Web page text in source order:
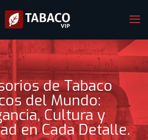
de Tabaco
del Mundo:
Cultura y
en Cada Detalle.